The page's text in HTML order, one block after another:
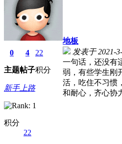
0
主题
4
帖子
22
积分
新手上路
积分
22
地板
发表于 2021-
一句话，还没有
弱，有些学生刚
活，吃住不习惯
和耐心，齐心协